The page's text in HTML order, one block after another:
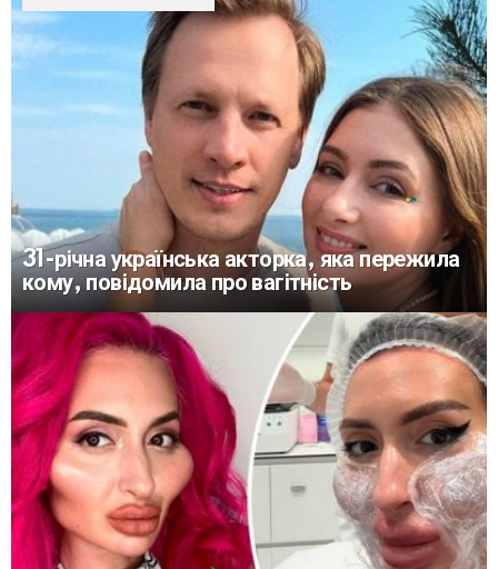
31-річна українська акторка, яка пережила
кому, повідомила про вагітність